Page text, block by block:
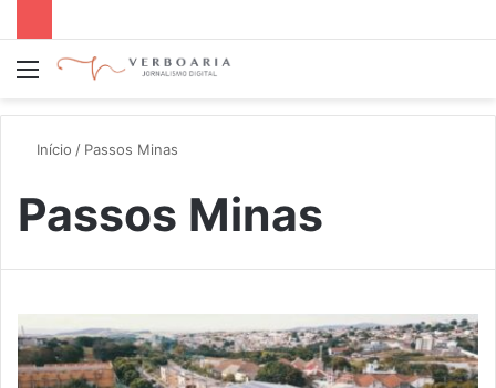
Menu
Início / Passos Minas
Passos Minas